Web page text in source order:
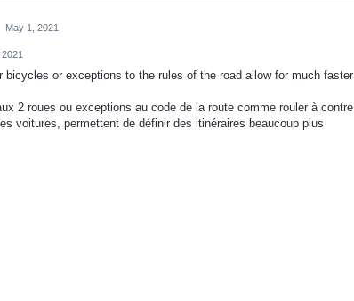
May 1, 2021
bicycles or exceptions to the rules of the road allow for much faster
2 roues ou exceptions au code de la route comme rouler à contre
voitures, permettent de définir des itinéraires beaucoup plus